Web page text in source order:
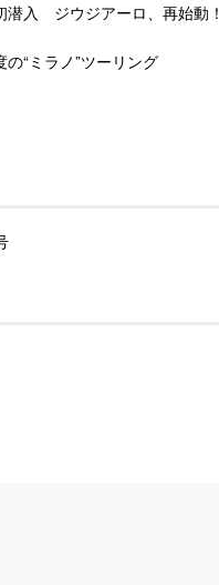
潜入 ジウジアーロ、再始動！
“ミラノ”ツーリング